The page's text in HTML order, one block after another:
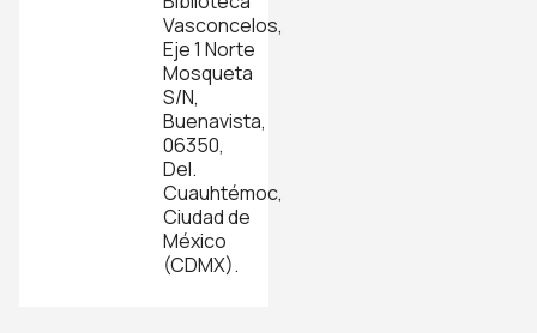
Vasconcelos,
Eje 1 Norte
Mosqueta
S/N,
Buenavista,
06350,
Del.
Cuauhtémoc,
Ciudad de
México
(CDMX).